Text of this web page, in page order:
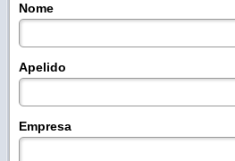
Nome
Apelido
Empresa